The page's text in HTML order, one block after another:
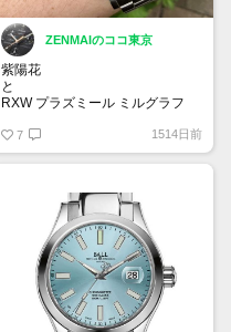
ZENMAIのココ東京
紫陽花
と
RXW プラズミール ミルグラフ
7 1514日前